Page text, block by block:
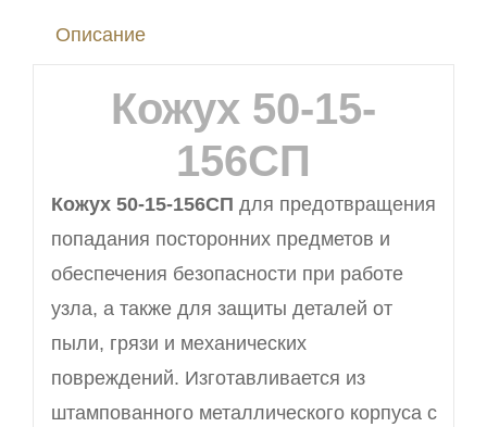
Описание
Кожух 50-15-
156СП
Кожух 50-15-156СП для предотвращения
попадания посторонних предметов и
обеспечения безопасности при работе
узла, а также для защиты деталей от
пыли, грязи и механических
повреждений. Изготавливается из
штампованного металлического корпуса с